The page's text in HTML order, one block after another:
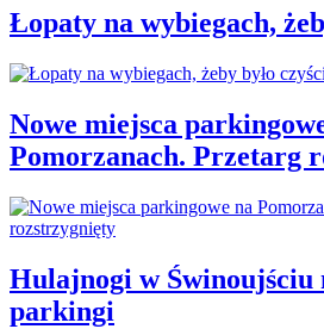
Łopaty na wybiegach,
Nowe miejsca
Pomorzanach. Przetarg
Hulajnogi w Świnoujściu
parkingi